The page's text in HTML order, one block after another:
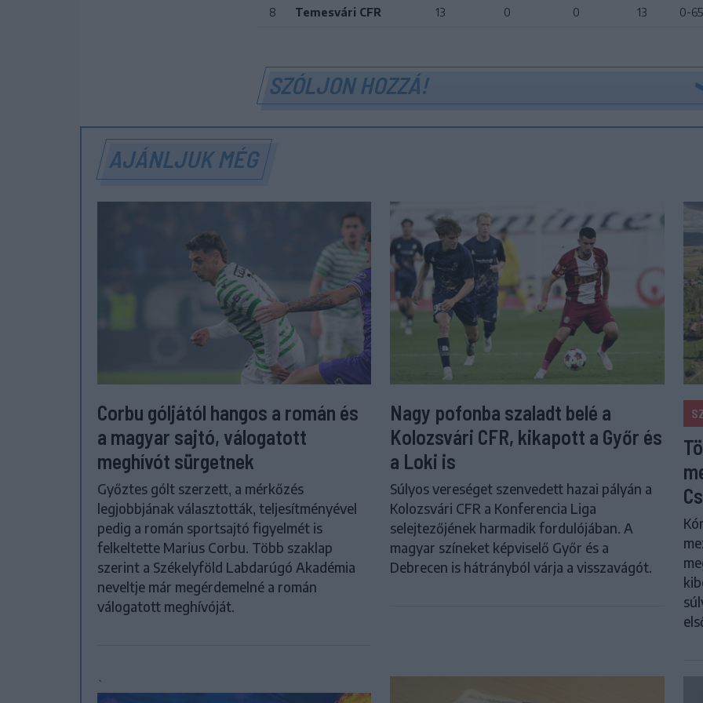
8 Temesvári CFR 13 0 0 13 0-65
SZÓLJON HOZZÁ!
AJÁNLJUK MÉG
Corbu góljától hangos a román és
a magyar sajtó, válogatott
meghívót sürgetnek
Győztes gólt szerzett, a mérkőzés
legjobbjának választották, teljesítményével
pedig a román sportsajtó figyelmét is
felkeltette Marius Corbu. Több szaklap
szerint a Székelyföld Labdarúgó Akadémia
neveltje már megérdemelné a román
válogatott meghívóját.
Nagy pofonba szaladt belé a
Kolozsvári CFR, kikapott a Győr és
a Loki is
Súlyos vereséget szenvedett hazai pályán a
Kolozsvári CFR a Konferencia Liga
selejtezőjének harmadik fordulójában. A
magyar színeket képviselő Győr és a
Debrecen is hátrányból várja a visszavágót.
`